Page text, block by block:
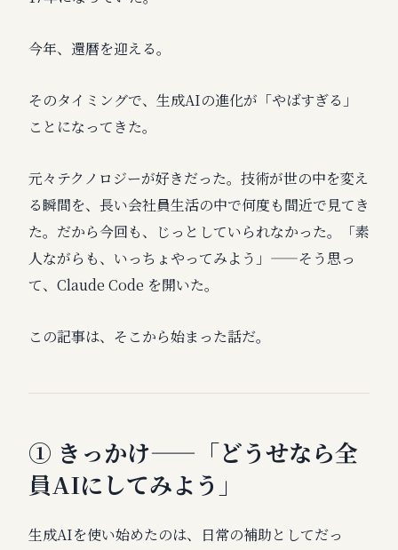
今年、還暦を迎える。
そのタイミングで、生成AIの進化が「やばすぎる」
ことになってきた。
元々テクノロジーが好きだった。技術が世の中を変え
る瞬間を、長い会社員生活の中で何度も間近で見てき
た。だから今回も、じっとしていられなかった。「素
人ながらも、いっちょやってみよう」——そう思っ
て、Claude Code を開いた。
この記事は、そこから始まった話だ。
① きっかけ——「どうせなら全
員AIにしてみよう」
生成AIを使い始めたのは、日常の補助としてだっ